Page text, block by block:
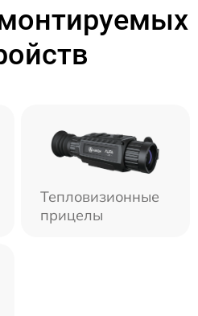
Тепловизионные
прицелы